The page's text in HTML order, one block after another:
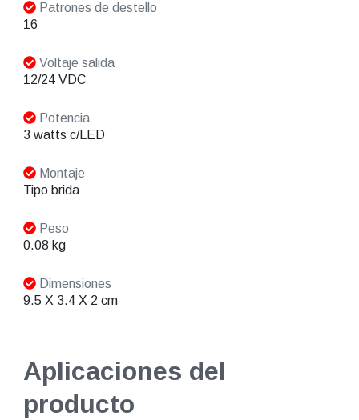
Patrones de destello
16
Voltaje salida
12/24 VDC
Potencia
3 watts c/LED
Montaje
Tipo brida
Peso
0.08 kg
Dimensiones
9.5 X 3.4 X 2 cm
Aplicaciones del
producto